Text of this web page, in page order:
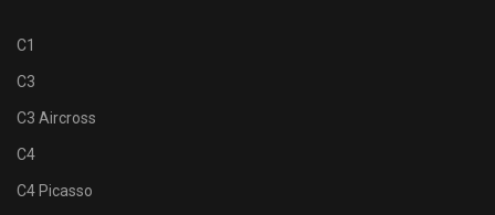
C1
C3
C3 Aircross
C4
C4 Picasso